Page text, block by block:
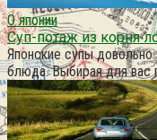
О японии
Суп-потаж из корня
Японские супы
блюда. Выбирая для вас